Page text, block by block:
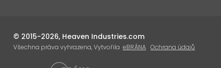
© 2015-2026, Heaven Industries.com
Všechna práva vyhrazena, Vytvořila eBRÁNA Ochrana údajů